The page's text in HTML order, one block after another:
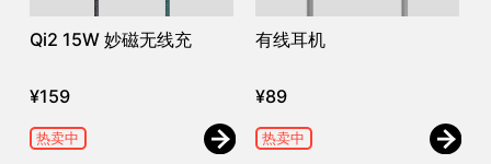
Qi2 15W 妙磁无线充
¥159
热卖中
有线耳机
¥89
热卖中